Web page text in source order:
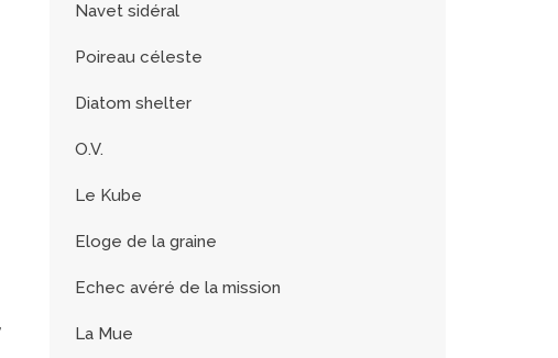
Navet sidéral
Poireau céleste
Diatom shelter
O.V.
Le Kube
Eloge de la graine
Echec avéré de la mission
La Mue